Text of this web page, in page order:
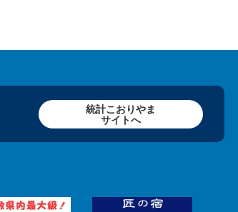
統計こおりやま
サイトへ